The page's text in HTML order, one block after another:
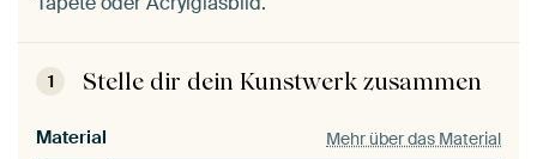
1 Stelle dir dein Kunstwerk zusammen
Material Mehr über das Material